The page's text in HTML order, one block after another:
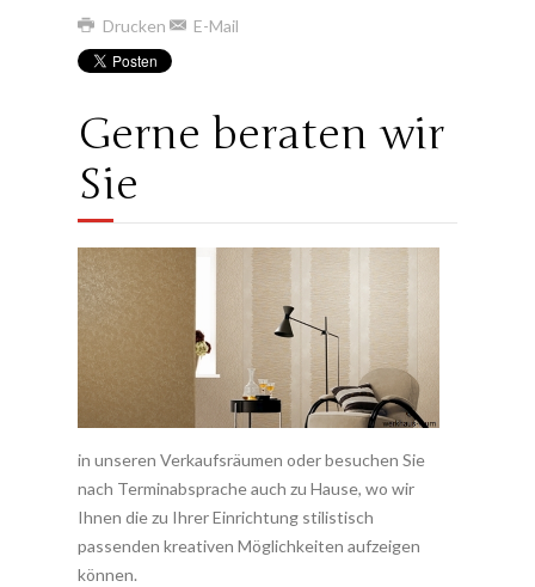
Drucken E-Mail
Gerne beraten wir
Sie
in unseren Verkaufsräumen oder besuchen Sie
nach Terminabsprache auch zu Hause, wo wir
Ihnen die zu Ihrer Einrichtung stilistisch
passenden kreativen Möglichkeiten aufzeigen
können.